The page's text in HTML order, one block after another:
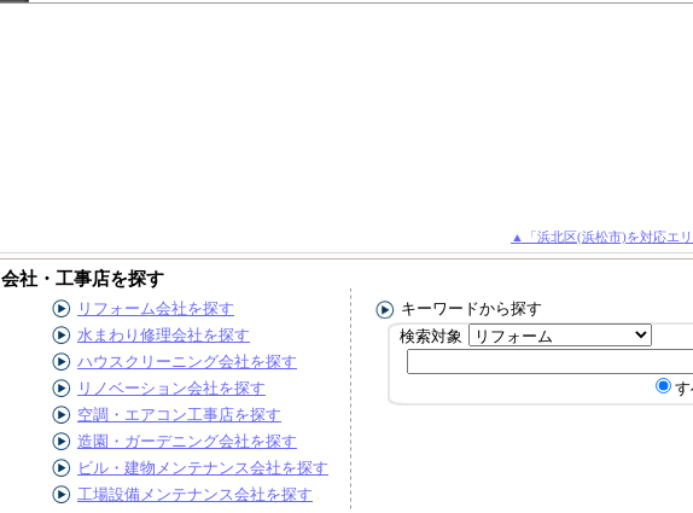
▲「浜北区(浜松市)を対応エ
会社・工事店を探す
リフォーム会社を探す
水まわり修理会社を探す
ハウスクリーニング会社を探す
リノベーション会社を探す
空調・エアコン工事店を探す
造園・ガーデニング会社を探す
ビル・建物メンテナンス会社を探す
工場設備メンテナンス会社を探す
キーワードから探す
検索対象
す